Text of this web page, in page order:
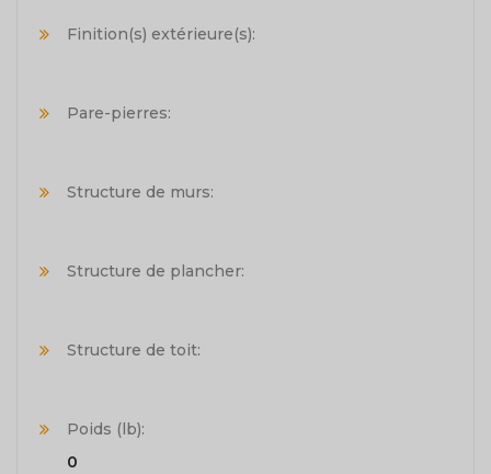
Finition(s) extérieure(s):
Pare-pierres:
Structure de murs:
Structure de plancher:
Structure de toit:
Poids (lb):
0